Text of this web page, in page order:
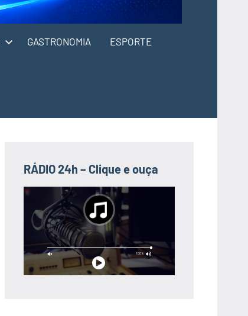
GASTRONOMIA ESPORTE
RÁDIO 24h – Clique e ouça